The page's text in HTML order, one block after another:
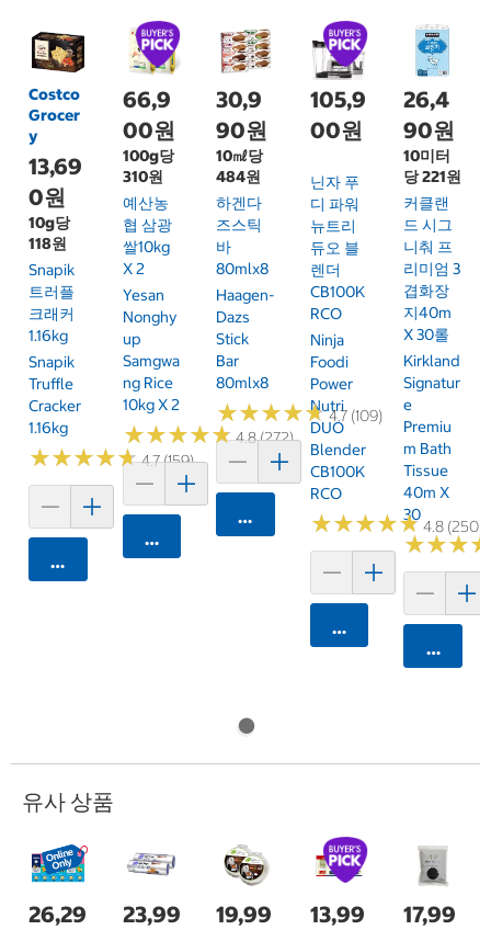
Costco
Grocer
y
13,69
0원
10g당
118원
Snapik
트러플
크래커
1.16kg
Snapik
Truffle
Cracker
1.16kg
★★★★★
★★★★★4.7 (159)
카트에 담기
66,9
00원
100g당
310원
예산농
협 삼광
쌀10kg
X 2
Yesan
Nonghy
Up
Samgwa
Ng Rice
10kg X 2
★★★★★
★★★★★4.8 (272)
카트에 담기
30,9
90원
10㎖당
484원
하겐다
즈스틱
바
80mlx8
Haagen-
Dazs
Stick
Bar
80mlx8
★★★★★
★★★★★4.7 (109)
카트에 담기
105,9
00원
닌자 푸
디 파워
뉴트리
듀오 블
렌더
CB100K
RCO
Ninja
Foodi
Power
Nutri
DUO
Blender
CB100K
RCO
★★★★★
★★★★★4.8 (250)
카트에 담기
26,4
90원
10미터
당 221원
커클랜
드 시그
니춰 프
리미엄 3
겹화장
지40m
X 30롤
Kirkland
Signatur
E
Premiu
M Bath
Tissue
40m X
30
★★★
★★★
카트에
유사 상품
26,29
23,99
19,99
13,99
17,99